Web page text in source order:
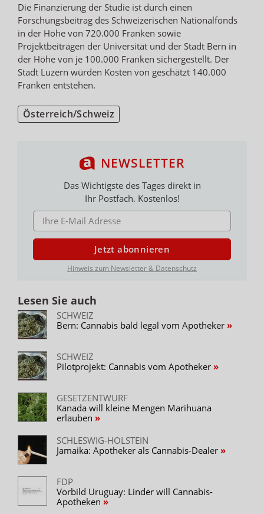
Die Finanzierung der Studie ist durch einen
Forschungsbeitrag des Schweizerischen Nationalfonds
in der Höhe von 720.000 Franken sowie
Projektbeiträgen der Universität und der Stadt Bern in
der Höhe von je 100.000 Franken sichergestellt. Der
Stadt Luzern würden Kosten von geschätzt 140.000
Franken entstehen.
Österreich/Schweiz
NEWSLETTER
Das Wichtigste des Tages direkt in
Ihr Postfach. Kostenlos!
E-MAIL ADRESSE
Jetzt abonnieren
Hinweis zum Newsletter & Datenschutz
Lesen Sie auch
SCHWEIZ
Bern: Cannabis bald legal vom Apotheker
SCHWEIZ
Pilotprojekt: Cannabis vom Apotheker
GESETZENTWURF
Kanada will kleine Mengen Marihuana
erlauben
SCHLESWIG-HOLSTEIN
Jamaika: Apotheker als Cannabis-Dealer
FDP
Vorbild Uruguay: Linder will Cannabis-
Apotheken